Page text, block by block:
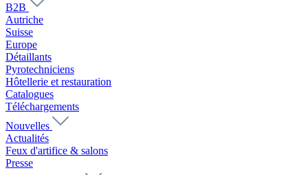
B2B
Autriche
Suisse
Europe
Détaillants
Pyrotechniciens
Hôtellerie et restauration
Catalogues
Téléchargements
Nouvelles
Actualités
Feux d'artifice & salons
Presse